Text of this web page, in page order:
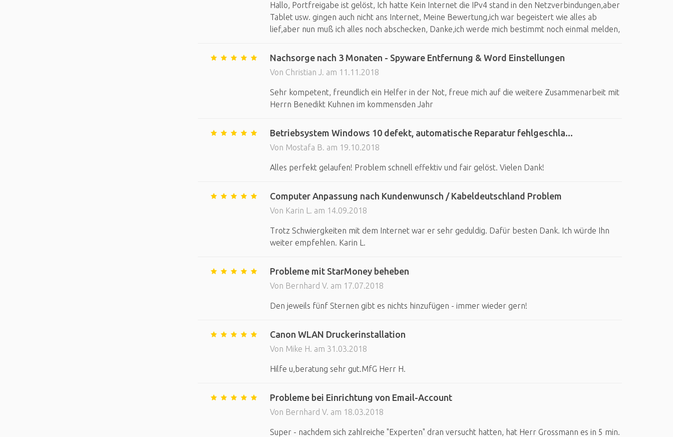
Hallo, Portfreigabe ist gelöst, Ich hatte Kein Internet die IPv4 stand in den Netzverbindungen,aber
Tablet usw. gingen auch nicht ans Internet, Meine Bewertung,ich war begeistert wie alles ab
lief,aber nun muß ich alles noch abschecken, Danke,ich werde mich bestimmt noch einmal melden,
Nachsorge nach 3 Monaten - Spyware Entfernung & Word Einstellungen
Von Christian J. am 11.11.2018
Sehr kompetent, freundlich ein Helfer in der Not, freue mich auf die weitere Zusammenarbeit mit
Herrn Benedikt Kuhnen im kommensden Jahr
Betriebsystem Windows 10 defekt, automatische Reparatur fehlgeschla...
Von Mostafa B. am 19.10.2018
Alles perfekt gelaufen! Problem schnell effektiv und fair gelöst. Vielen Dank!
Computer Anpassung nach Kundenwunsch / Kabeldeutschland Problem
Von Karin L. am 14.09.2018
Trotz Schwiergkeiten mit dem Internet war er sehr geduldig. Dafür besten Dank. Ich würde Ihn
weiter empfehlen. Karin L.
Probleme mit StarMoney beheben
Von Bernhard V. am 17.07.2018
Den jeweils fünf Sternen gibt es nichts hinzufügen - immer wieder gern!
Canon WLAN Druckerinstallation
Von Mike H. am 31.03.2018
Hilfe u,beratung sehr gut.MfG Herr H.
Probleme bei Einrichtung von Email-Account
Von Bernhard V. am 18.03.2018
Super - nachdem sich zahlreiche "Experten" dran versucht hatten, hat Herr Grossmann es in 5 min.